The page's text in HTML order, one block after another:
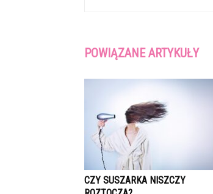
POWIĄZANE ARTYKUŁY
CZY SUSZARKA NISZCZY